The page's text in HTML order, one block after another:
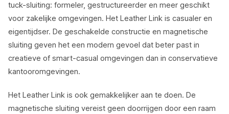
tuck-sluiting: formeler, gestructureerder en meer geschikt
voor zakelijke omgevingen. Het Leather Link is casualer en
eigentijdser. De geschakelde constructie en magnetische
sluiting geven het een modern gevoel dat beter past in
creatieve of smart-casual omgevingen dan in conservatieve
kantooromgevingen.
Het Leather Link is ook gemakkelijker aan te doen. De
magnetische sluiting vereist geen doorrijgen door een raam